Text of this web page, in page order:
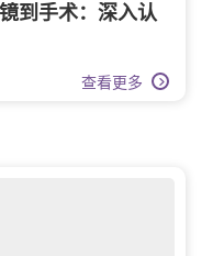
到手术：深入认
查看更多